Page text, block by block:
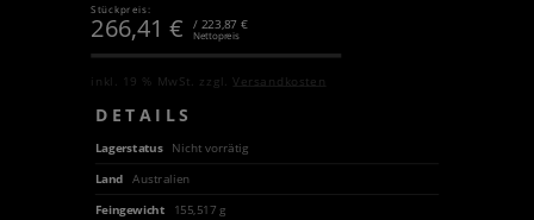
Stückpreis:
266,41€ / 223,87 €
Nettopreis
inkl. 19 % MwSt. zzgl.Versandkosten
DETAILS
Lagerstatus
Nicht vorrätig
Land
Australien
Feingewicht
155,517 g